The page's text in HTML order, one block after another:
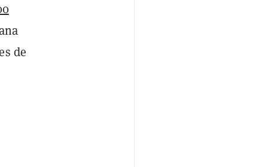
de